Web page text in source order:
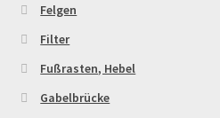
Pitbike Junior
Pitbike-Training
Felgen
Filter
Fußrasten, Hebel
Gabelbrücke